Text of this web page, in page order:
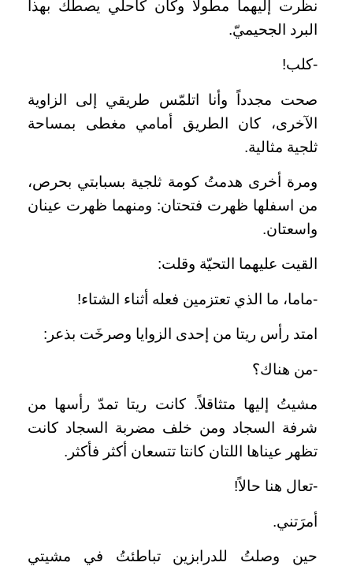
نظرت إليهما مطولاً وكان كاحلي يصطك بهذا
البرد الجحيميّ.
-كلب!
صحت مجدداً وأنا اتلمّس طريقي إلى الزاوية
الآخرى، كان الطريق أمامي مغطى بمساحة
ثلجية مثالية.
ومرة أخرى هدمتُ كومة ثلجية بسبابتي بحرص،
من اسفلها ظهرت فتحتان: ومنهما ظهرت عينان
واسعتان.
القيت عليهما التحيّة وقلت:
-ماما، ما الذي تعتزمين فعله أثناء الشتاء!
امتد رأس ريتا من إحدى الزوايا وصرخَت بذعر:
-من هناك؟
مشيتُ إليها متثاقلاً. كانت ريتا تمدّ رأسها من
شرفة السجاد ومن خلف مضربة السجاد كانت
تظهر عيناها اللتان كانتا تتسعان أكثر فأكثر.
-تعال هنا حالاً!
أمرَتني.
حين وصلتُ للدرابزين تباطئتُ في مشيتي